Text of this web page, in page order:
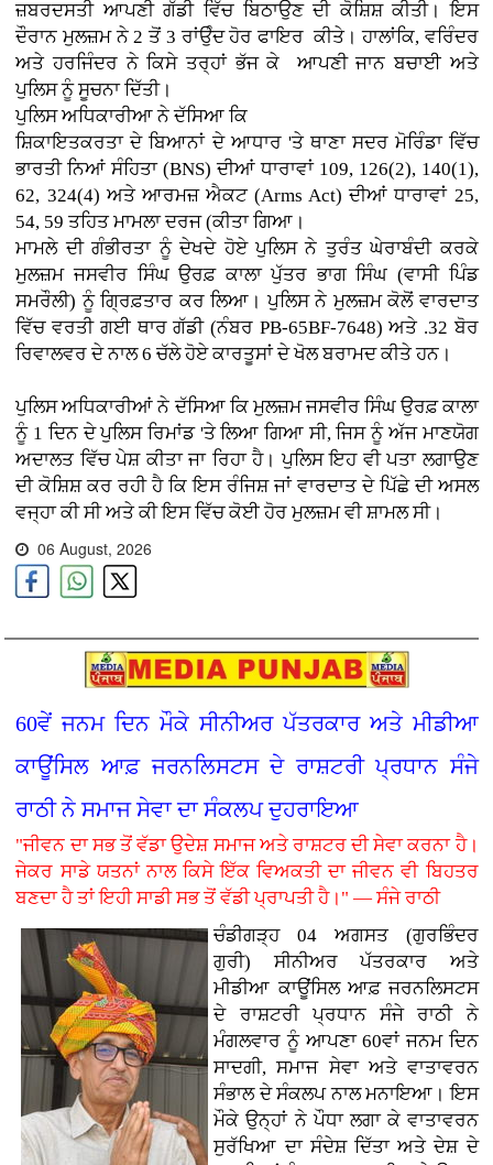
ਜ਼ਬਰਦਸਤੀ ਆਪਣੀ ਗੱਡੀ ਵਿੱਚ ਬਿਠਾਉਣ ਦੀ ਕੋਸ਼ਿਸ਼ ਕੀਤੀ। ਇਸ
ਦੌਰਾਨ ਮੁਲਜ਼ਮ ਨੇ 2 ਤੋਂ 3 ਰਾਂਉੰਦ ਹੋਰ ਫਾਇਰ ਕੀਤੇ। ਹਾਲਾਂਕਿ, ਵਰਿੰਦਰ
ਅਤੇ ਹਰਜਿੰਦਰ ਨੇ ਕਿਸੇ ਤਰ੍ਹਾਂ ਭੱਜ ਕੇ ਆਪਣੀ ਜਾਨ ਬਚਾਈ ਅਤੇ
ਪੁਲਿਸ ਨੂੰ ਸੂਚਨਾ ਦਿੱਤੀ।
ਪੁਲਿਸ ਅਧਿਕਾਰੀਆ ਨੇ ਦੱਸਿਆ ਕਿ
ਸ਼ਿਕਾਇਤਕਰਤਾ ਦੇ ਬਿਆਨਾਂ ਦੇ ਆਧਾਰ 'ਤੇ ਥਾਣਾ ਸਦਰ ਮੋਰਿੰਡਾ ਵਿੱਚ
ਭਾਰਤੀ ਨਿਆਂ ਸੰਹਿਤਾ (BNS) ਦੀਆਂ ਧਾਰਾਵਾਂ 109, 126(2), 140(1),
62, 324(4) ਅਤੇ ਆਰਮਜ਼ ਐਕਟ (Arms Act) ਦੀਆਂ ਧਾਰਾਵਾਂ 25,
54, 59 ਤਹਿਤ ਮਾਮਲਾ ਦਰਜ (ਕੀਤਾ ਗਿਆ।
ਮਾਮਲੇ ਦੀ ਗੰਭੀਰਤਾ ਨੂੰ ਦੇਖਦੇ ਹੋਏ ਪੁਲਿਸ ਨੇ ਤੁਰੰਤ ਘੇਰਾਬੰਦੀ ਕਰਕੇ
ਮੁਲਜ਼ਮ ਜਸਵੀਰ ਸਿੰਘ ਉਰਫ਼ ਕਾਲਾ ਪੁੱਤਰ ਭਾਗ ਸਿੰਘ (ਵਾਸੀ ਪਿੰਡ
ਸਮਰੌਲੀ) ਨੂੰ ਗ੍ਰਿਫ਼ਤਾਰ ਕਰ ਲਿਆ। ਪੁਲਿਸ ਨੇ ਮੁਲਜ਼ਮ ਕੋਲੋਂ ਵਾਰਦਾਤ
ਵਿੱਚ ਵਰਤੀ ਗਈ ਥਾਰ ਗੱਡੀ (ਨੰਬਰ PB-65BF-7648) ਅਤੇ .32 ਬੋਰ
ਰਿਵਾਲਵਰ ਦੇ ਨਾਲ 6 ਚੱਲੇ ਹੋਏ ਕਾਰਤੂਸਾਂ ਦੇ ਖੋਲ ਬਰਾਮਦ ਕੀਤੇ ਹਨ।
ਪੁਲਿਸ ਅਧਿਕਾਰੀਆਂ ਨੇ ਦੱਸਿਆ ਕਿ ਮੁਲਜ਼ਮ ਜਸਵੀਰ ਸਿੰਘ ਉਰਫ਼ ਕਾਲਾ
ਨੂੰ 1 ਦਿਨ ਦੇ ਪੁਲਿਸ ਰਿਮਾਂਡ 'ਤੇ ਲਿਆ ਗਿਆ ਸੀ, ਜਿਸ ਨੂੰ ਅੱਜ ਮਾਣਯੋਗ
ਅਦਾਲਤ ਵਿੱਚ ਪੇਸ਼ ਕੀਤਾ ਜਾ ਰਿਹਾ ਹੈ। ਪੁਲਿਸ ਇਹ ਵੀ ਪਤਾ ਲਗਾਉਣ
ਦੀ ਕੋਸ਼ਿਸ਼ ਕਰ ਰਹੀ ਹੈ ਕਿ ਇਸ ਰੰਜਿਸ਼ ਜਾਂ ਵਾਰਦਾਤ ਦੇ ਪਿੱਛੇ ਦੀ ਅਸਲ
ਵਜ੍ਹਾ ਕੀ ਸੀ ਅਤੇ ਕੀ ਇਸ ਵਿੱਚ ਕੋਈ ਹੋਰ ਮੁਲਜ਼ਮ ਵੀ ਸ਼ਾਮਲ ਸੀ।
06 August, 2026
60ਵੇਂ ਜਨਮ ਦਿਨ ਮੌਕੇ ਸੀਨੀਅਰ ਪੱਤਰਕਾਰ ਅਤੇ ਮੀਡੀਆ
ਕਾਊਂਸਿਲ ਆਫ਼ ਜਰਨਲਿਸਟਸ ਦੇ ਰਾਸ਼ਟਰੀ ਪ੍ਰਧਾਨ ਸੰਜੇ
ਰਾਠੀ ਨੇ ਸਮਾਜ ਸੇਵਾ ਦਾ ਸੰਕਲਪ ਦੁਹਰਾਇਆ
"ਜੀਵਨ ਦਾ ਸਭ ਤੋਂ ਵੱਡਾ ਉਦੇਸ਼ ਸਮਾਜ ਅਤੇ ਰਾਸ਼ਟਰ ਦੀ ਸੇਵਾ ਕਰਨਾ ਹੈ।
ਜੇਕਰ ਸਾਡੇ ਯਤਨਾਂ ਨਾਲ ਕਿਸੇ ਇੱਕ ਵਿਅਕਤੀ ਦਾ ਜੀਵਨ ਵੀ ਬਿਹਤਰ
ਬਣਦਾ ਹੈ ਤਾਂ ਇਹੀ ਸਾਡੀ ਸਭ ਤੋਂ ਵੱਡੀ ਪ੍ਰਾਪਤੀ ਹੈ।" — ਸੰਜੇ ਰਾਠੀ
ਚੰਡੀਗੜ੍ਹ 04 ਅਗਸਤ (ਗੁਰਭਿੰਦਰ
ਗੁਰੀ)ਸੀਨੀਅਰ ਪੱਤਰਕਾਰ ਅਤੇ
ਮੀਡੀਆ ਕਾਊਂਸਿਲ ਆਫ਼ ਜਰਨਲਿਸਟਸ
ਦੇ ਰਾਸ਼ਟਰੀ ਪ੍ਰਧਾਨ ਸੰਜੇ ਰਾਠੀ ਨੇ
ਮੰਗਲਵਾਰ ਨੂੰ ਆਪਣਾ 60ਵਾਂ ਜਨਮ ਦਿਨ
ਸਾਦਗੀ, ਸਮਾਜ ਸੇਵਾ ਅਤੇ ਵਾਤਾਵਰਨ
ਸੰਭਾਲ ਦੇ ਸੰਕਲਪ ਨਾਲ ਮਨਾਇਆ। ਇਸ
ਮੌਕੇ ਉਨ੍ਹਾਂ ਨੇ ਪੌਧਾ ਲਗਾ ਕੇ ਵਾਤਾਵਰਨ
ਸੁਰੱਖਿਆ ਦਾ ਸੰਦੇਸ਼ ਦਿੱਤਾ ਅਤੇ ਦੇਸ਼ ਦੇ